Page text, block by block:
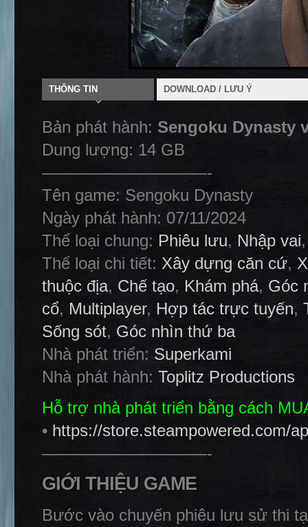
THÔNG TIN DOWNLOAD / LƯU Ý
Bản phát hành: Sengoku Dynasty
Dung lượng: 14 GB
——————————-
Tên game: Sengoku Dynasty
Ngày phát hành: 07/11/2024
Thể loại chung: Phiêu lưu, Nhập vai
Thể loại chi tiết: Xây dựng căn cứ,
thuộc địa, Chế tạo, Khám phá, Góc
cổ, Multiplayer, Hợp tác trực tuyến,
Sống sót, Góc nhìn thứ ba
Nhà phát triển: Superkami
Nhà phát hành: Toplitz Productions
Hỗ trợ nhà phát triển bằng cách
• https://store.steampowered.com/
——————————-
GIỚI THIỆU GAME
Bước vào chuyến phiêu lưu sử thi